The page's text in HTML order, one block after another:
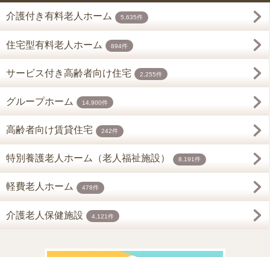
介護付き有料老人ホーム 5,635件
住宅型有料老人ホーム 894件
サービス付き高齢者向け住宅 2,255件
グループホーム 14,900件
高齢者向け賃貸住宅 242件
特別養護老人ホーム（老人福祉施設） 8,191件
軽費老人ホーム 478件
介護老人保健施設 4,121件